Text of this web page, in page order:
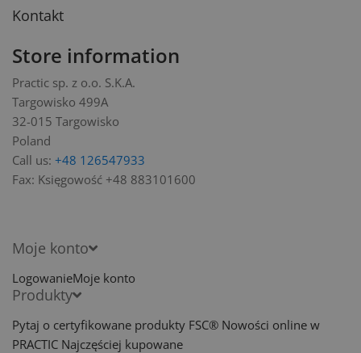
Kontakt
Store information
Practic sp. z o.o. S.K.A.
Targowisko 499A
32-015 Targowisko
Poland
Call us: +48 126547933
Fax: Księgowość +48 883101600
Moje konto
LogowanieMoje konto
Produkty
Pytaj o certyfikowane produkty FSC® Nowości online w
PRACTIC Najczęściej kupowane